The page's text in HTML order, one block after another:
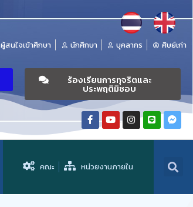
ผู้สนใจเข้าศึกษา นักศึกษา บุคลากร ศิษย์เก่า
ร้องเรียนการทุจริตและ
ประพฤติมิชอบ
คณะ หน่วยงานภายใน